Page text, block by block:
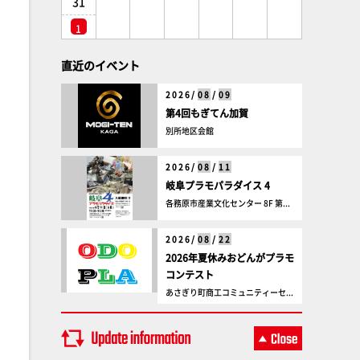
1
直近のイベント
2026/ 08 / 09
第4回もぎてん加賀
別所地区会館
2026/ 08 / 11
岐阜プラモパラダイス 4
各務原市産業文化センター 8F 第...
2026/ 08 / 22
2026年夏休みおどんがプラモ
コンテスト
あさぎり町商工コミュニティーセ...